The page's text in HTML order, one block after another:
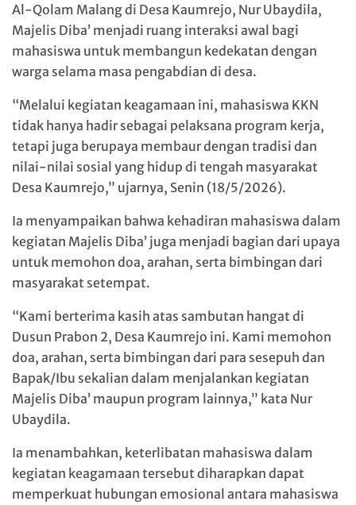
Al-Qolam Malang di Desa Kaumrejo, Nur Ubaydila,
Majelis Diba’ menjadi ruang interaksi awal bagi
mahasiswa untuk membangun kedekatan dengan
warga selama masa pengabdian di desa.
“Melalui kegiatan keagamaan ini, mahasiswa KKN
tidak hanya hadir sebagai pelaksana program kerja,
tetapi juga berupaya membaur dengan tradisi dan
nilai-nilai sosial yang hidup di tengah masyarakat
Desa Kaumrejo,” ujarnya, Senin (18/5/2026).
Ia menyampaikan bahwa kehadiran mahasiswa dalam
kegiatan Majelis Diba’ juga menjadi bagian dari upaya
untuk memohon doa, arahan, serta bimbingan dari
masyarakat setempat.
“Kami berterima kasih atas sambutan hangat di
Dusun Prabon 2, Desa Kaumrejo ini. Kami memohon
doa, arahan, serta bimbingan dari para sesepuh dan
Bapak/Ibu sekalian dalam menjalankan kegiatan
Majelis Diba’ maupun program lainnya,” kata Nur
Ubaydila.
Ia menambahkan, keterlibatan mahasiswa dalam
kegiatan keagamaan tersebut diharapkan dapat
memperkuat hubungan emosional antara mahasiswa